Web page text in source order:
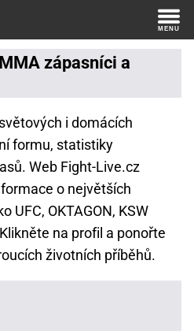
zápasníci a
i domácích
formu, statistiky
Web Fight-Live.cz
o největších
UFC, OKTAGON, KSW
na profil a ponořte
životních příběhů.